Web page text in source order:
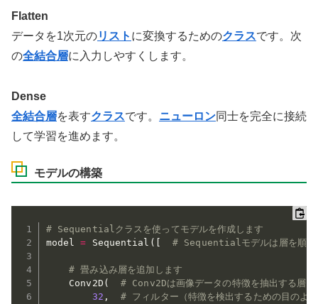
Flatten
データを1次元のリスト に変換するためのクラスです。次
の全結合層に入力しやすくします。
Dense
全結合層を表すクラスです。 ニューロン同士を完全に接続
して学習を進めます。
モデルの構築
# Sequentialクラスを使ってモデルを作成します
model = Sequential ( # Sequentialモデルは層を順番
# 畳み込み層を追加します
    Conv2D
(
# Conv2Dは画像データの特徴を抽出する層
32 ,
# フィルター（特徴を検出するための目のよ